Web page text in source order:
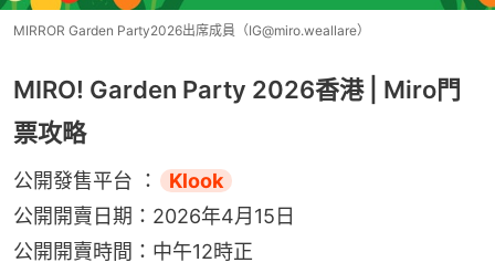
MIRROR Garden Party2026出席成員（IG@miro.weallare）
MIRO! Garden Party 2026香港 | Miro門
票攻略
公開發售平台 ：
Klook
公開開賣日期：2026年4月15日
公開開賣時間：中午12時正